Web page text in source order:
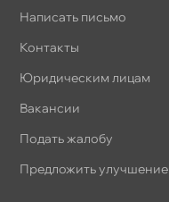
Написать письмо
Контакты
Юридическим лицам
акансии
Подать жалобу
Предложить улучшение